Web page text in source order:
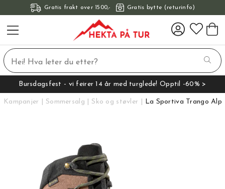
Gratis frakt over 1500,- Gratis bytte (returinfo)
Bursdagsfest - vi feirer 14 år med turglede! Opptil -60% >
Kampanjer Sommersalg Sko og støvler La Sportiva Trango